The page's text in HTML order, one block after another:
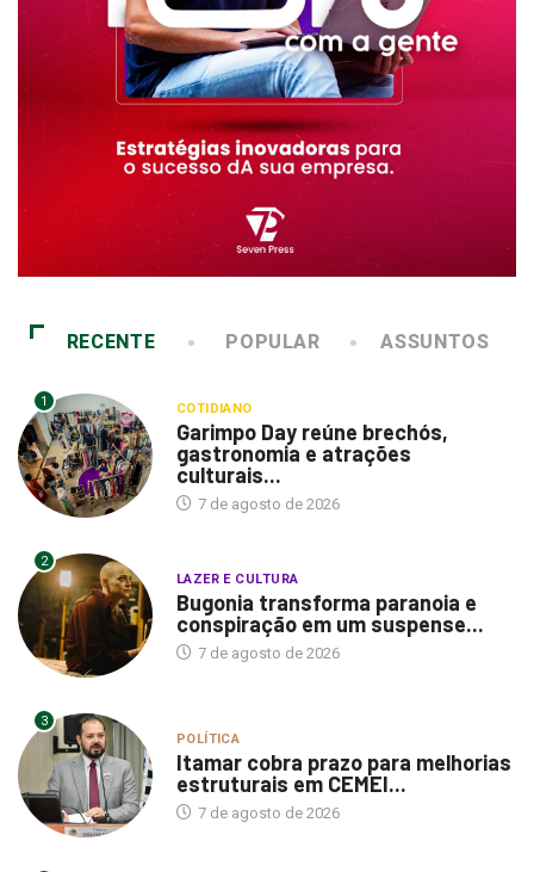
RECENTE POPULAR ASSUNTOS
1 COTIDIANO
Garimpo Day reúne brechós,
gastronomia e atrações
culturais...
7 de agosto de 2026
2
LAZER E CULTURA
Bugonia transforma paranoia e
conspiração em um suspense...
7 de agosto de 2026
3
POLÍTICA
Itamar cobra prazo para melhorias
estruturais em CEMEI...
7 de agosto de 2026